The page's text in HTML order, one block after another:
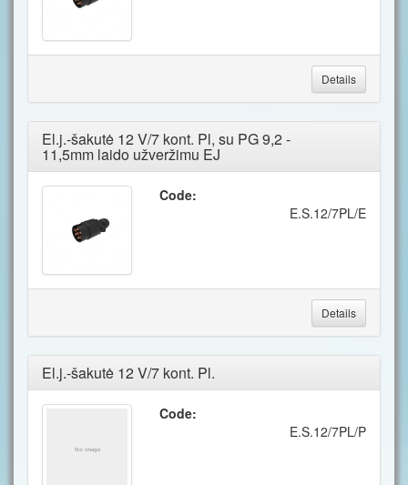
Details
El.j.-šakutė 12 V/7 kont. Pl, su PG 9,2 -
11,5mm laido užveržimu EJ
Code:
E.S.12/7PL/E
Details
El.j.-šakutė 12 V/7 kont. Pl.
Code:
E.S.12/7PL/P